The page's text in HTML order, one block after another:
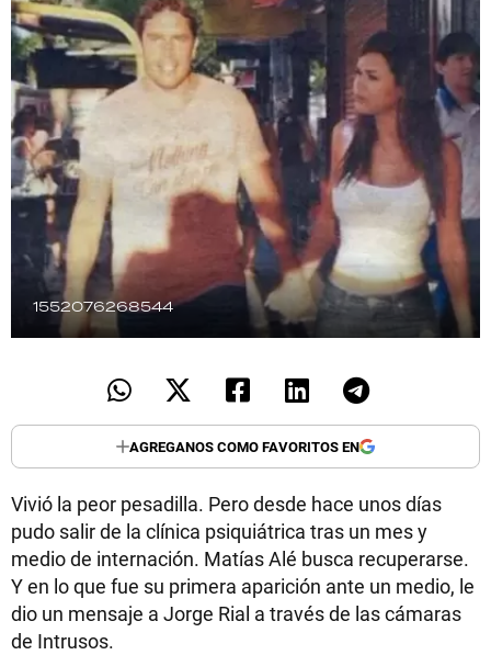
1552076268544
AGREGANOS COMO FAVORITOS EN
Vivió la peor pesadilla. Pero desde hace unos días
pudo salir de la clínica psiquiátrica tras un mes y
medio de internación. Matías Alé busca recuperarse.
Y en lo que fue su primera aparición ante un medio, le
dio un mensaje a Jorge Rial a través de las cámaras
de Intrusos.
TECNOLOGÍA
RECETAS
PALABRAS
HORÓSCOPO
Seguinos